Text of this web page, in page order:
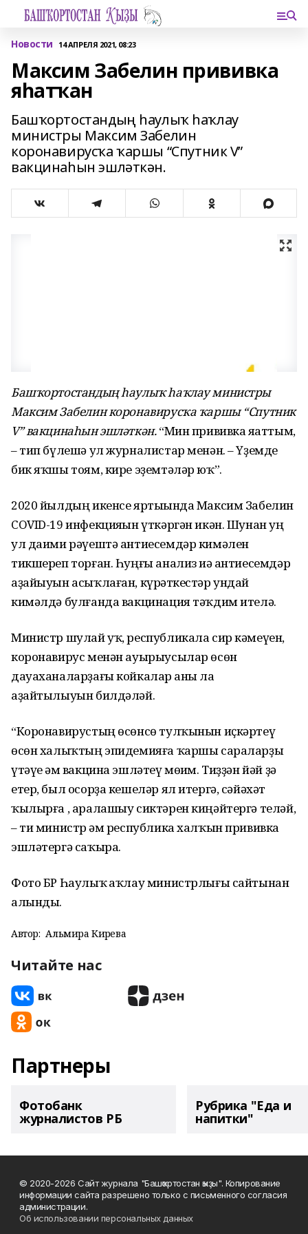
Новости 14 АПРЕЛЯ 2021, 08:23
Максим Забелин прививка
яһатҡан
Башҡортостандың һаулыҡ һаҡлау
министры Максим Забелин
коронавирусҡа ҡаршы “Cпутник V”
вакцинаһын эшләткән.
Башҡортостандың һаулыҡ һаҡлау министры
Максим Забелин коронавирусҡа ҡаршы “Cпутник
V” вакцинаһын эшләткән.“Мин прививка яһаттым,
– тип бүлешә ул журналистар менән. – Үҙемде
бик яҡшы тоям, кире эҙемтәләр юҡ”.
2020 йылдың икенсе яртыһында Максим Забелин
COVID-19 инфекцияһын үткәргән икән. Шунан һуң
ул даими рәүештә антиесемдәр кимәлен
тикшереп торған. Һуңғы анализ иһә антиесемдәр
аҙайыуын асыҡлаған, күрһәткестәр ундай
кимәлдә булғанда вакцинация тәҡдим ителә.
Министр шулай уҡ, республикала сир кәмеүен,
коронавирус менән ауырыусылар өсөн
дауаханаларҙағы койкалар һаны ла
аҙайтылыуын билдәләй.
“Коронавирустың өсөнсө тулҡынын иҫкәртеү
өсөн халыҡтың эпидемияға ҡаршы сараларҙы
үтәүе һәм вакцина эшләтеү мөһим. Тиҙҙән йәй ҙә
етер, был осорҙа кешеләр ял итергә, сәйәхәт
ҡылырға , аралашыу сиктәрен киңәйтергә теләй,
– ти министр һәм республика халҡын прививка
эшләтергә саҡыра.
Фото БР Һаулыҡ һаҡлау министрлығы сайтынан
алынды.
Автор: Альмира Кирәева
Читайте нас
Партнеры
Фотобанк
журналистов РБ
Рубрика "Еда и
напитки"
© 2020-2026 Сайт журнала "Башҡортостан ҡыҙы". Копирование
информации сайта разрешено только с письменного согласия
администрации.
Об использовании персональных данных